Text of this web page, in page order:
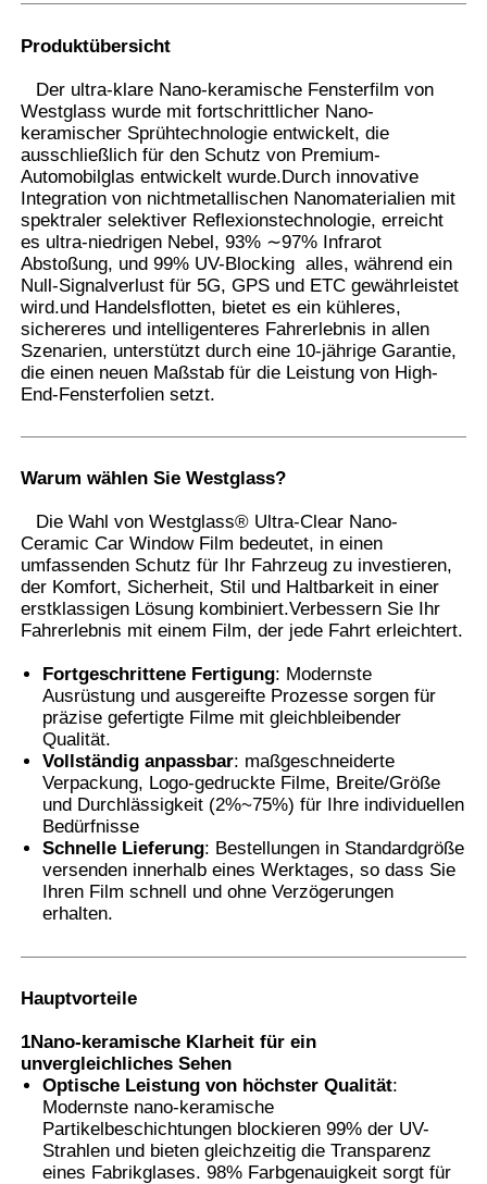
Produkte
Über uns
Fabrik Tour
Qualitätskontrolle
Nachrichten
Alle Fälle
Referenzen
Auto-Farben-Schutz-Film
Smart PDLC Film
Durchsichtige Nano-Keramikfarbe
Fotochromfilm
Farbe für Fahrzeugfenster
Intelligentes Pdlc-Glas
PNLC-Film
Verbundglas-PVB-Zwischenschicht
Produktübersicht
Der ultra-klare Nano-keramische Fensterfilm von
Westglass wurde mit fortschrittlicher Nano-
keramischer Sprühtechnologie entwickelt, die
ausschließlich für den Schutz von Premium-
Automobilglas entwickelt wurde.Durch innovative
Integration von nichtmetallischen Nanomaterialien mit
spektraler selektiver Reflexionstechnologie, erreicht
es ultra-niedrigen Nebel, 93% ∼97% Infrarot
Abstoßung, und 99% UV-Blocking  alles, während ein
Null-Signalverlust für 5G, GPS und ETC gewährleistet
wird.und Handelsflotten, bietet es ein kühleres,
sichereres und intelligenteres Fahrerlebnis in allen
Szenarien, unterstützt durch eine 10-jährige Garantie,
die einen neuen Maßstab für die Leistung von High-
End-Fensterfolien setzt.
Warum wählen Sie Westglass?
Die Wahl von Westglass® Ultra-Clear Nano-
Ceramic Car Window Film bedeutet, in einen
umfassenden Schutz für Ihr Fahrzeug zu investieren,
der Komfort, Sicherheit, Stil und Haltbarkeit in einer
erstklassigen Lösung kombiniert.Verbessern Sie Ihr
Fahrerlebnis mit einem Film, der jede Fahrt erleichtert.
Fortgeschrittene Fertigung: Modernste
Ausrüstung und ausgereifte Prozesse sorgen für
präzise gefertigte Filme mit gleichbleibender
Qualität.
Vollständig anpassbar: maßgeschneiderte
Verpackung, Logo-gedruckte Filme, Breite/Größe
und Durchlässigkeit (2%~75%) für Ihre individuellen
Bedürfnisse
Schnelle Lieferung: Bestellungen in Standardgröße
versenden innerhalb eines Werktages, so dass Sie
Ihren Film schnell und ohne Verzögerungen
erhalten.
Hauptvorteile
1Nano-keramische Klarheit für ein
unvergleichliches Sehen
Optische Leistung von höchster Qualität:
Modernste nano-keramische
Partikelbeschichtungen blockieren 99% der UV-
Strahlen und bieten gleichzeitig die Transparenz
eines Fabrikglases. 98% Farbgenauigkeit sorgt für